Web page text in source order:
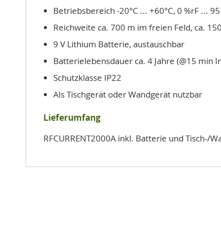
Betriebsbereich -20°C ... +60°C, 0 %rF ...
Reichweite ca. 700 m im freien Feld, ca.
9 V Lithium Batterie, austauschbar
Batterielebensdauer ca. 4 Jahre (@15 min
Schutzklasse IP22
Als Tischgerät oder Wandgerät nutzbar
Lieferumfang
RFCURRENT2000A inkl. Batterie und Tisch-/